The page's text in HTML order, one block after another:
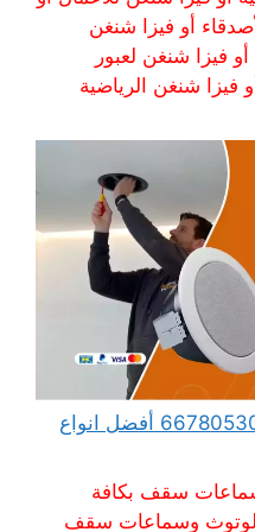
أو فيزا شنغن
فيزا شنغن لعبور
فيزا شنغن الرياضية
فني سماعات سقف بلوتوث 66780530 أفضل انواع
سقف بكافة
وسماعات سقف